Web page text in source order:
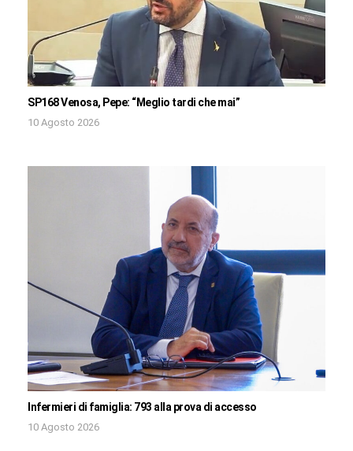
SP168 Venosa, Pepe: “Meglio tardi che mai”
10 Agosto 2026
Infermieri di famiglia: 793 alla prova di accesso
10 Agosto 2026